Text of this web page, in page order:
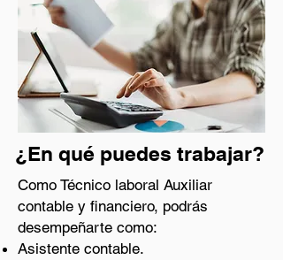
¿En qué puedes trabajar?
Como Técnico laboral Auxiliar
contable y financiero, podrás
desempeñarte como:
Asistente contable.